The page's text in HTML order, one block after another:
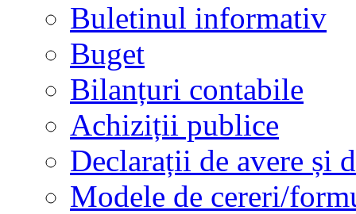
Buletinul informativ
Buget
Bilanțuri contabile
Achiziții publice
Declarații de avere și
Modele de cereri/